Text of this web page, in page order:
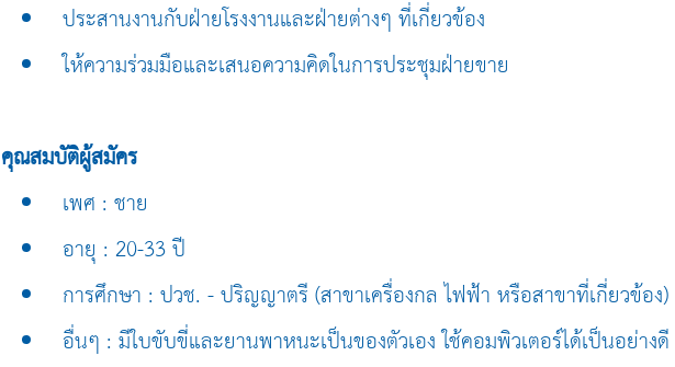
ประสานงานกับฝ่ายโรงงานและฝ่ายต่างๆ ที่เกี่ยวข้อง
ให้ความร่วมมือและเสนอความคิดในการประชุมฝ่ายขาย
คุณสมบัติผู้สมัคร
เพศ : ชาย
อายุ : 20-33 ปี
การศึกษา : ปวช. - ปริญญาตรี (สาขาเครื่องกล ไฟฟ้า หรือสาขาที่เกี่ยวข้อง)
อื่นๆ : มีใบขับขี่และยานพาหนะเป็นของตัวเอง ใช้คอมพิวเตอร์ได้เป็นอย่า